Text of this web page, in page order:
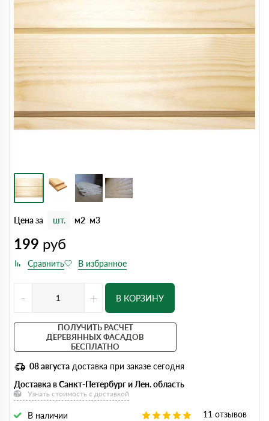
Цена за шт. м2 м3
199 руб
- + В КОРЗИНУ
ПОЛУЧИТЬ РАСЧЕТ
ДЕРЕВЯННЫХ ФАСАДОВ
БЕСПЛАТНО
08 августа доставка при заказе сегодня
Доставка в Санкт-Петербург и Лен. область
Узнать стоимость с доставкой
В наличии 11 отзывов